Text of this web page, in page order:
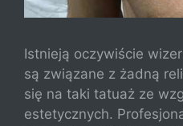
Istnieją oczywiście
są związane z żadną
się na taki tatuaż ze
estetycznych.